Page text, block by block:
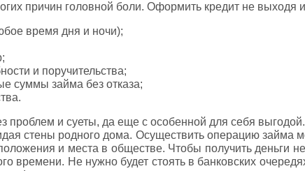
причин головной боли. Оформить кредит не выходя
время дня и ночи);
и поручительства;
суммы займа без отказа;
проблем и суеты, да еще с особенной для себя
стены родного дома. Осуществить операцию займа
и места в обществе. Чтобы получить деньги
времени. Не нужно будет стоять в банковских